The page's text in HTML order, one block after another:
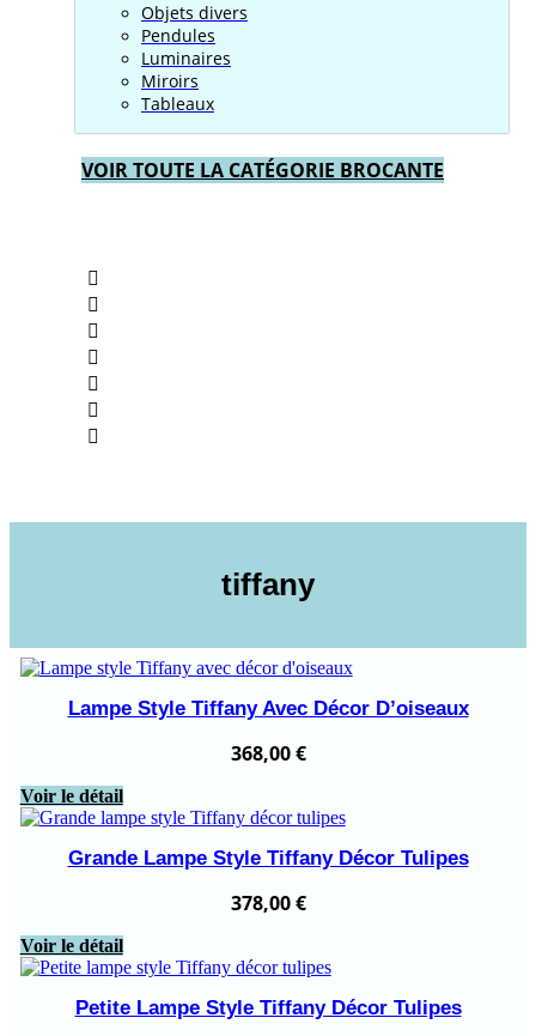
Objets divers
Pendules
Luminaires
Miroirs
Tableaux
VOIR TOUTE LA CATÉGORIE BROCANTE
tiffany
Lampe Style Tiffany Avec Décor D’oiseaux
368,00€
Voir le détail
Grande Lampe Style Tiffany Décor Tulipes
378,00€
Voir le détail
Petite Lampe Style Tiffany Décor Tulipes